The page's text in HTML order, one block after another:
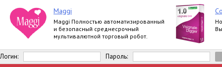
Maggi
Maggi Полностью автоматизированный
и безопасный среднесрочный
мультивалютной торговый робот.
Логин: Пароль: